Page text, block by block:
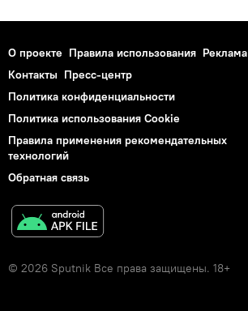
О проекте Правила использования Реклама
Контакты Пресс-центр
Политика конфиденциальности
Политика использования Cookie
Правила применения рекомендательных
технологий
Обратная связь
© 2026 Sputnik Все права защищены. 18+